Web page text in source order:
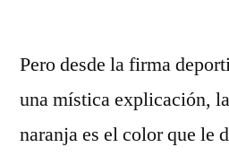
Pero desde la firma
una mística explicación,
naranja es el color que le